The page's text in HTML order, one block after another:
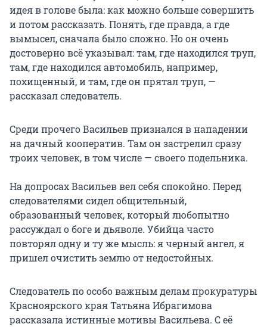
идея в голове была: как можно больше совершить
и потом рассказать. Понять, где правда, а где
вымысел, сначала было сложно. Но он очень
достоверно всё указывал: там, где находился труп,
там, где находился автомобиль, например,
похищенный, и там, где он прятал труп, —
рассказал следователь.
Среди прочего Васильев признался в нападении
на дачный кооператив. Там он застрелил сразу
троих человек, в том числе — своего подельника.
На допросах Васильев вел себя спокойно. Перед
следователями сидел общительный,
образованный человек, который любопытно
рассуждал о боге и дьяволе. Убийца часто
повторял одну и ту же мысль: я черный ангел, я
пришел очистить землю от недостойных.
Следователь по особо важным делам прокуратуры
Красноярского края Татьяна Ибрагимова
рассказала истинные мотивы Васильева. С её